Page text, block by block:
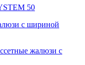
50
с шириной
жалюзи с